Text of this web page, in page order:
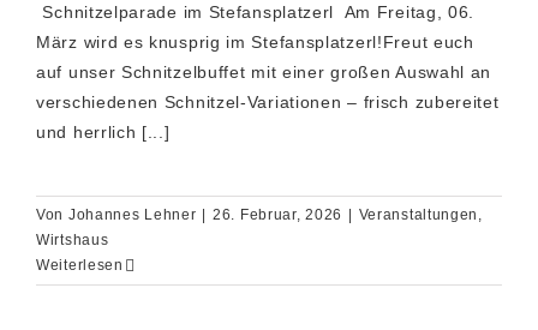
️ Schnitzelparade im Stefansplatzerl ️ Am Freitag, 06.
März wird es knusprig im Stefansplatzerl!Freut euch
auf unser Schnitzelbuffet mit einer großen Auswahl an
verschiedenen Schnitzel-Variationen – frisch zubereitet
und herrlich [...]
Von Johannes Lehner | 26. Februar, 2026 | Veranstaltungen
Wirtshaus
Weiterlesen